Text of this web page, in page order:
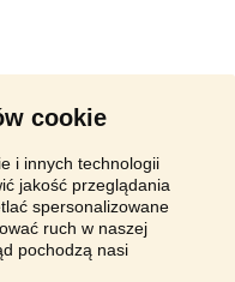
cookie
i innych technologii
jakość przeglądania
spersonalizowane
ruch w naszej
pochodzą nasi